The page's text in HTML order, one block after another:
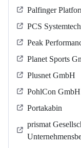
Palfinger
PCS
Peak
Planet Sports
Plusnet GmbH
PohlCon GmbH
Portakabin
prismat